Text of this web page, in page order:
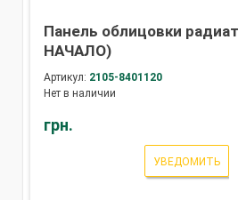
Панель облицовки
НАЧАЛО)
Артикул: 2105-8401120
Нет в наличии
грн.
УВЕДОМИТЬ